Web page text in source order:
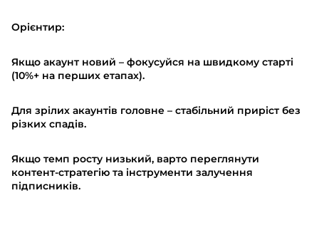
Орієнтир:
Якщо акаунт новий – фокусуйся на швидкому старті
(10%+ на перших етапах).
Для зрілих акаунтів головне – стабільний приріст без
різких спадів.
Якщо темп росту низький, варто переглянути
контент-стратегію та інструменти залучення
підписників.